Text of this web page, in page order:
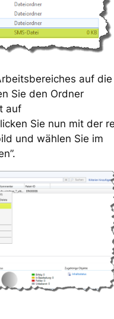
auf die
Sie den Ordner
auf
Sie nun mit der
und wählen Sie im